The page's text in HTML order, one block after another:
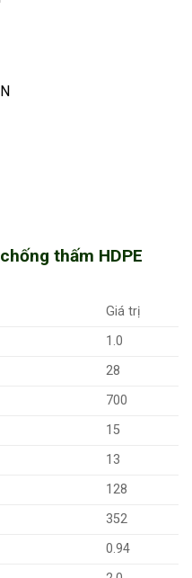
thấm HDPE
Giá trị
1.0
28
700
15
13
128
352
0.94